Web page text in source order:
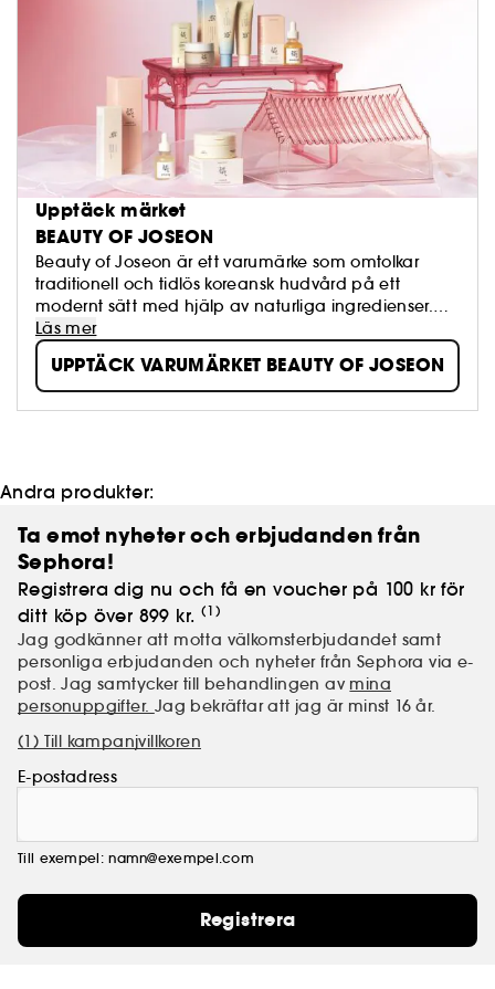
Upptäck märket
BEAUTY OF JOSEON
Beauty of Joseon är ett varumärke som omtolkar
traditionell och tidlös koreansk hudvård på ett
modernt sätt med hjälp av naturliga ingredienser.
Varumärket kombinerar Hanbang (traditionell
koreansk växtbaserad medicin) med effektiva,
trendiga ingredienser för att skapa produkter som
förbättrar huden och gör den friskare och mer
lysterfull.
Läs mer
UPPTÄCK VARUMÄRKET BEAUTY OF JOSEON
Andra produkter:
Ta emot nyheter och erbjudanden från
Sephora!
Registrera dig nu och få en voucher på 100 kr för
ditt köp över 899 kr. (1)
Jag godkänner att motta välkomsterbjudandet samt
personliga erbjudanden och nyheter från Sephora via e-
post. Jag samtycker till behandlingen av mina
personuppgifter. Jag bekräftar att jag är minst 16 år.
(1) Till kampanjvillkoren
E-postadress
Till exempel: namn@exempel.com
Registrera